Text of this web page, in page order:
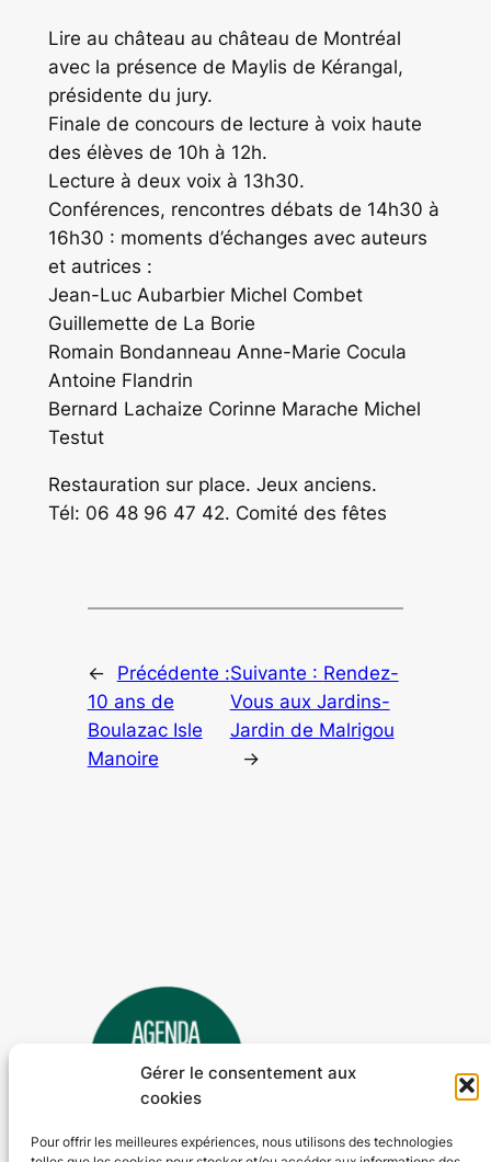
Gérer le consentement aux
cookies
Pour offrir les meilleures expériences, nous utilisons des technologies
Lire au château au château de Montréal
avec la présence de Maylis de Kérangal,
présidente du jury.
Finale de concours de lecture à voix haute
des élèves de 10h à 12h.
Lecture à deux voix à 13h30.
Conférences, rencontres débats de 14h30 à
16h30 : moments d’échanges avec auteurs
et autrices :
Jean-Luc Aubarbier Michel Combet
Guillemette de La Borie
Romain Bondanneau Anne-Marie Cocula
Antoine Flandrin
Bernard Lachaize Corinne Marache Michel
Testut
Restauration sur place. Jeux anciens.
Tél: 06 48 96 47 42. Comité des fêtes
←
Précédente :
10 ans de
Boulazac Isle
Manoire
Suivante : Rendez-
Vous aux Jardins-
Jardin de Malrigou
→